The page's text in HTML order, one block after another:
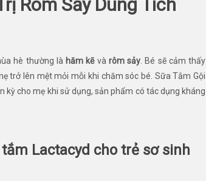
Rôm Sẩy Dung Tích
hè thường là hăm kẽvà rôm sảy . Bé sẽ cảm thấy
trở lên mệt mỏi mỗi khi chăm sóc bé. Sữa Tắm Gội
kỳ cho mẹ khi sử dụng, sản phẩm có tác dụng kháng
Lactacyd cho trẻ sơ sinh